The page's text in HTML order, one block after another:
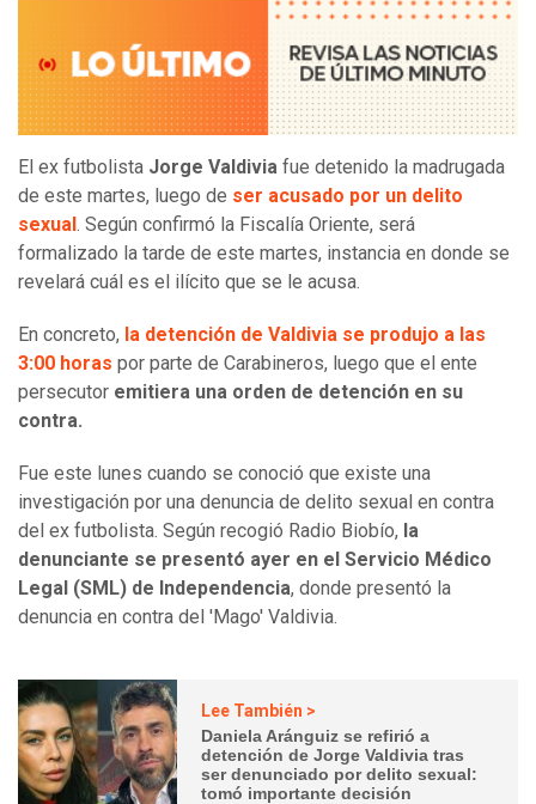
El ex futbolista Jorge Valdivia fue detenido la madrugada
de este martes, luego de ser acusado por un delito
sexual. Según confirmó la Fiscalía Oriente, será
formalizado la tarde de este martes, instancia en donde se
revelará cuál es el ilícito que se le acusa.
En concreto, la detención de Valdivia se produjo a las
3:00 horas por parte de Carabineros, luego que el ente
persecutor emitiera una orden de detención en su
contra.
Fue este lunes cuando se conoció que existe una
investigación por una denuncia de delito sexual en contra
del ex futbolista. Según recogió Radio Biobío, la
denunciante se presentó ayer en el Servicio Médico
Legal (SML) de Independencia, donde presentó la
denuncia en contra del 'Mago' Valdivia.
Lee También >
Daniela Aránguiz se refirió a
detención de Jorge Valdivia tras
ser denunciado por delito sexual:
tomó importante decisión